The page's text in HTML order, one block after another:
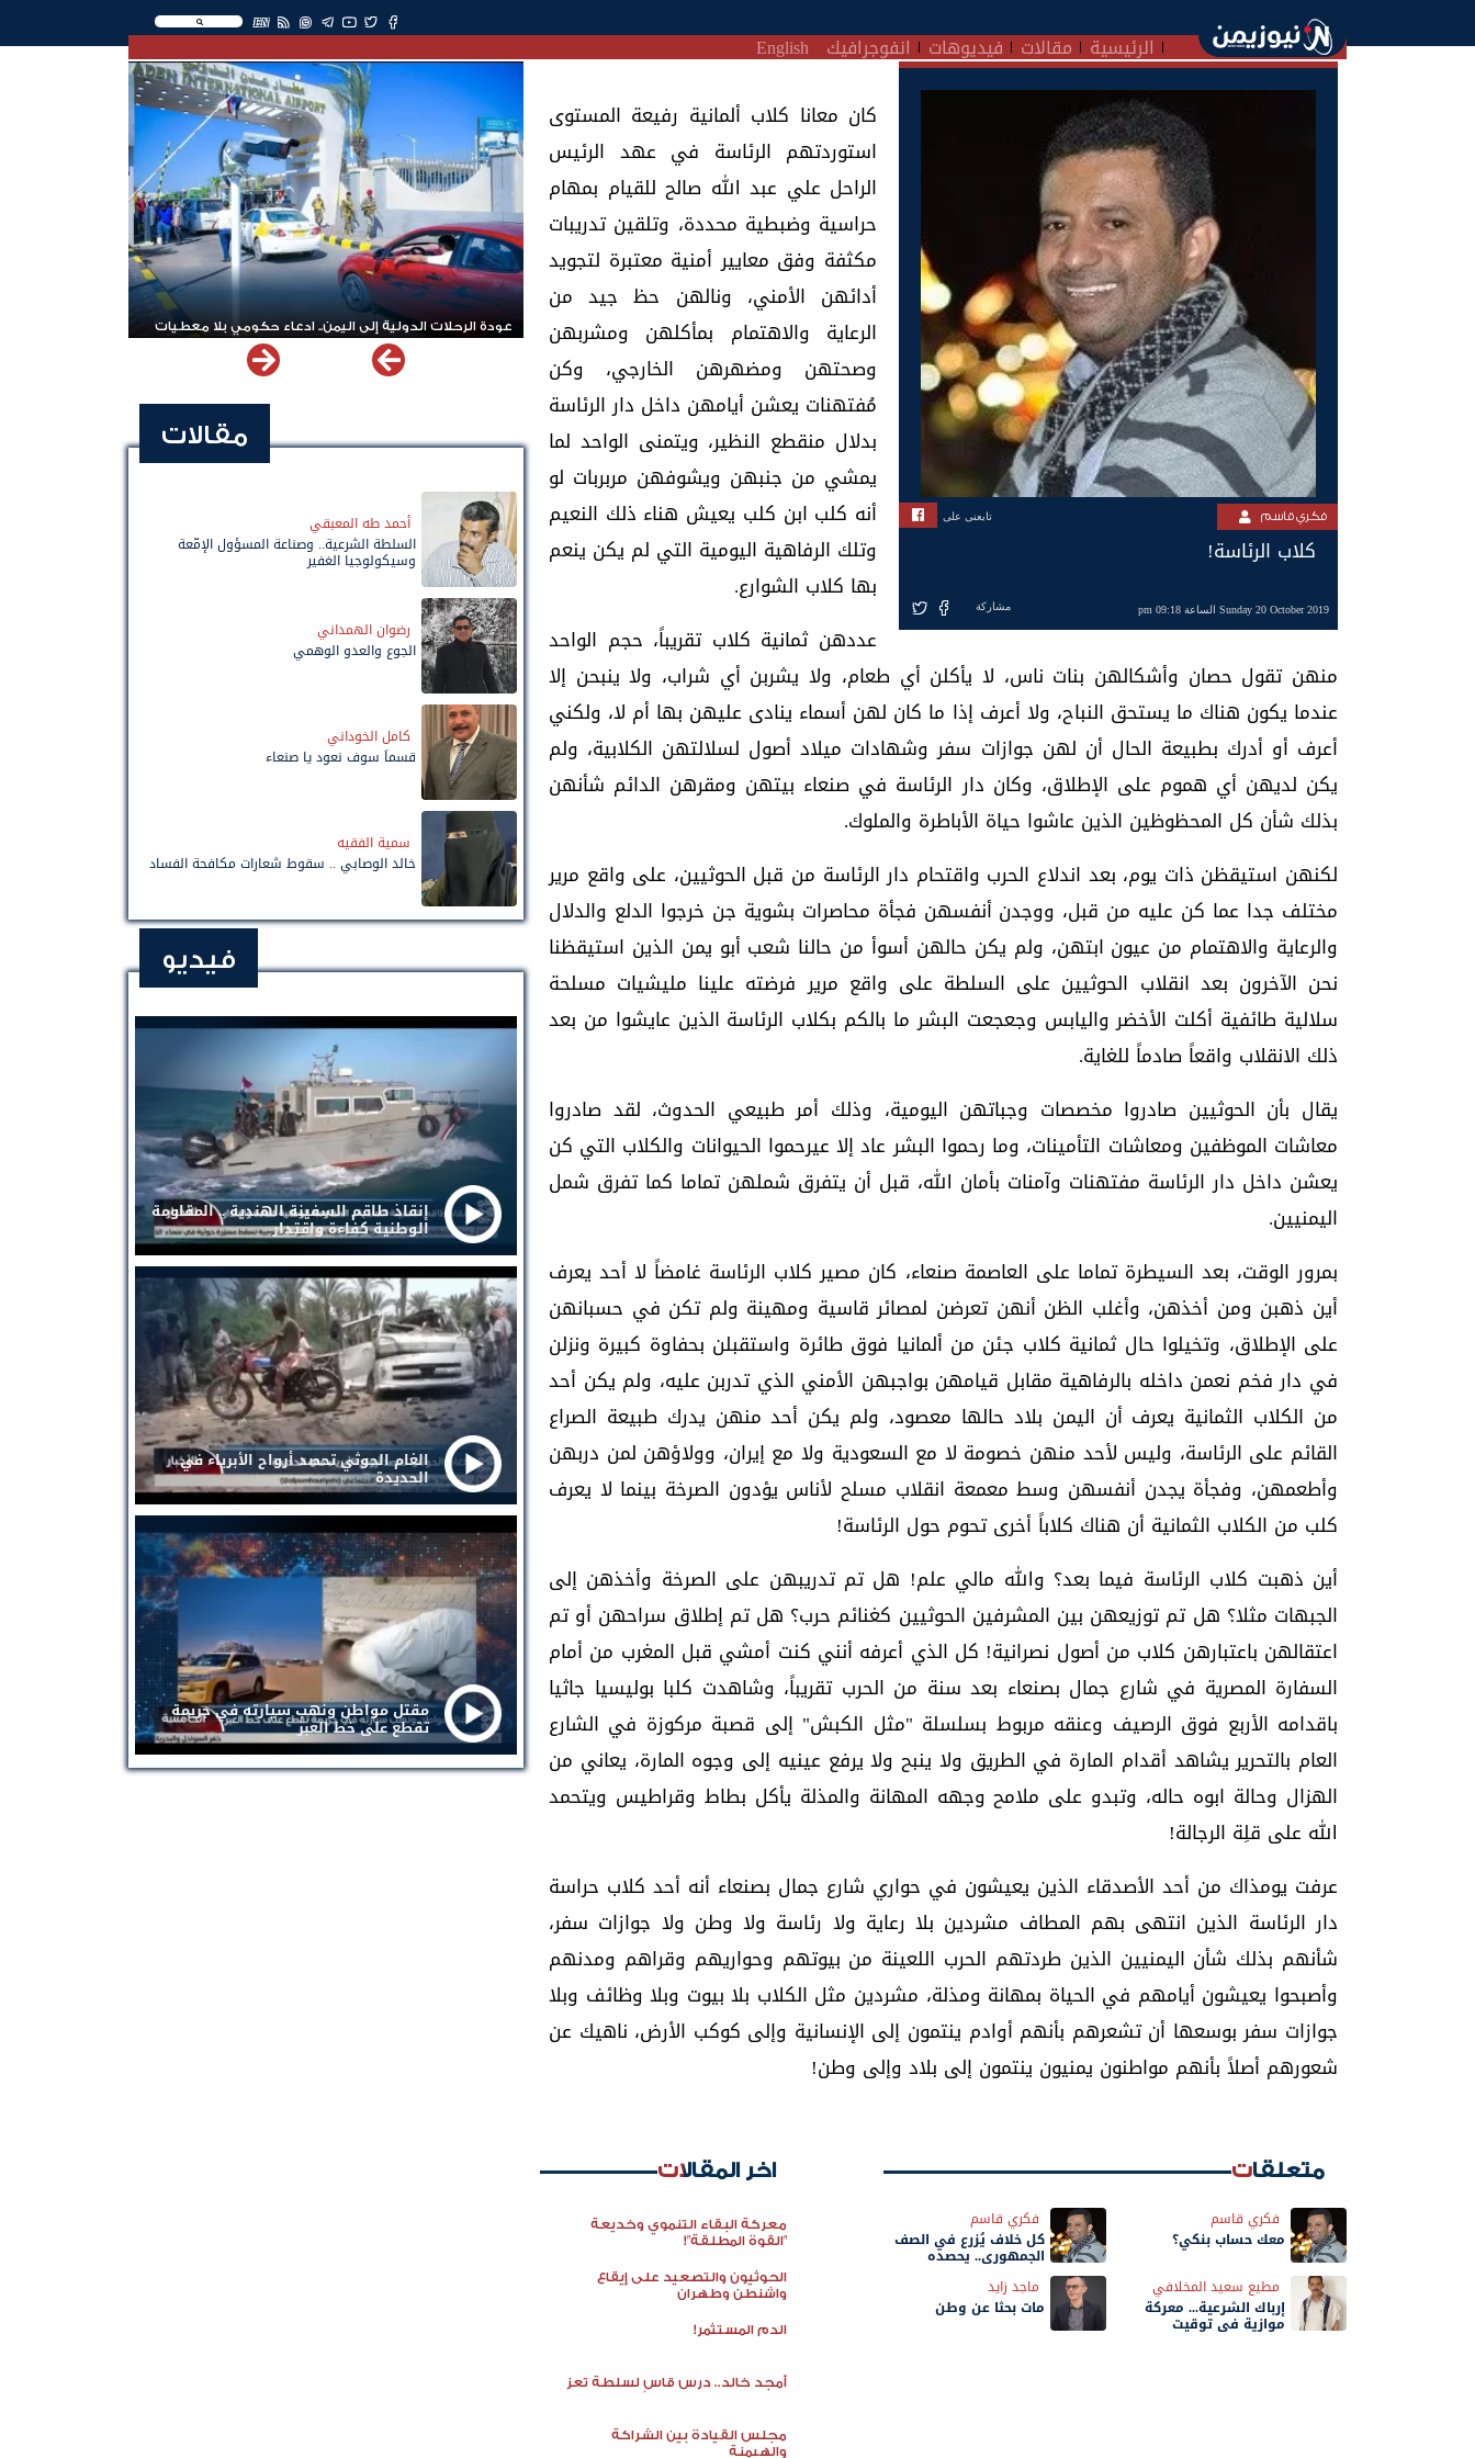
EN
الرئيسية مقالات فيديوهات انفوجرافيك English
فكري قاسم تابعنى على
كلاب الرئاسة!
Sunday 20 October 2019 الساعة 09:18 pm مشاركة
كان معانا كلاب ألمانية رفيعة المستوى
استوردتهم الرئاسة في عهد الرئيس
الراحل علي عبد الله صالح للقيام بمهام
حراسية وضبطية محددة، وتلقين تدريبات
مكثفة وفق معايير أمنية معتبرة لتجويد
أدائهن الأمني، ونالهن حظ جيد من
الرعاية والاهتمام بمأكلهن ومشربهن
وصحتهن ومضهرهن الخارجي، وكن
مُفتهنات يعشن أيامهن داخل دار الرئاسة
بدلال منقطع النظير، ويتمنى الواحد لما
يمشي من جنبهن ويشوفهن مربربات لو
أنه كلب ابن كلب يعيش هناء ذلك النعيم
وتلك الرفاهية اليومية التي لم يكن ينعم
بها كلاب الشوارع.
عددهن ثمانية كلاب تقريباً، حجم الواحد
منهن تقول حصان وأشكالهن بنات ناس، لا يأكلن أي طعام، ولا يشربن أي شراب، ولا ينبحن إلا
عندما يكون هناك ما يستحق النباح، ولا أعرف إذا ما كان لهن أسماء ينادى عليهن بها أم لا، ولكني
أعرف أو أدرك بطبيعة الحال أن لهن جوازات سفر وشهادات ميلاد أصول لسلالتهن الكلابية، ولم
يكن لديهن أي هموم على الإطلاق، وكان دار الرئاسة في صنعاء بيتهن ومقرهن الدائم شأنهن
بذلك شأن كل المحظوظين الذين عاشوا حياة الأباطرة والملوك.
لكنهن استيقظن ذات يوم، بعد اندلاع الحرب واقتحام دار الرئاسة من قبل الحوثيين، على واقع مرير
مختلف جدا عما كن عليه من قبل، ووجدن أنفسهن فجأة محاصرات بشوية جن خرجوا الدلع والدلال
والرعاية والاهتمام من عيون ابتهن، ولم يكن حالهن أسوأ من حالنا شعب أبو يمن الذين استيقظنا
نحن الآخرون بعد انقلاب الحوثيين على السلطة على واقع مرير فرضته علينا مليشيات مسلحة
سلالية طائفية أكلت الأخضر واليابس وجعجعت البشر ما بالكم بكلاب الرئاسة الذين عايشوا من بعد
ذلك الانقلاب واقعاً صادماً للغاية.
يقال بأن الحوثيين صادروا مخصصات وجباتهن اليومية، وذلك أمر طبيعي الحدوث، لقد صادروا
معاشات الموظفين ومعاشات التأمينات، وما رحموا البشر عاد إلا عيرحموا الحيوانات والكلاب التي كن
يعشن داخل دار الرئاسة مفتهنات وآمنات بأمان الله، قبل أن يتفرق شملهن تماما كما تفرق شمل
اليمنيين.
بمرور الوقت، بعد السيطرة تماما على العاصمة صنعاء، كان مصير كلاب الرئاسة غامضاً لا أحد يعرف
أين ذهبن ومن أخذهن، وأغلب الظن أنهن تعرضن لمصائر قاسية ومهينة ولم تكن في حسبانهن
على الإطلاق، وتخيلوا حال ثمانية كلاب جئن من ألمانيا فوق طائرة واستقبلن بحفاوة كبيرة ونزلن
في دار فخم نعمن داخله بالرفاهية مقابل قيامهن بواجبهن الأمني الذي تدربن عليه، ولم يكن أحد
من الكلاب الثمانية يعرف أن اليمن بلاد حالها معصود، ولم يكن أحد منهن يدرك طبيعة الصراع
القائم على الرئاسة، وليس لأحد منهن خصومة لا مع السعودية ولا مع إيران، وولاؤهن لمن دربهن
وأطعمهن، وفجأة يجدن أنفسهن وسط معمعة انقلاب مسلح لأناس يؤدون الصرخة بينما لا يعرف
كلب من الكلاب الثمانية أن هناك كلاباً أخرى تحوم حول الرئاسة!
أين ذهبت كلاب الرئاسة فيما بعد؟ والله مالي علم! هل تم تدريبهن على الصرخة وأخذهن إلى
الجبهات مثلا؟ هل تم توزيعهن بين المشرفين الحوثيين كغنائم حرب؟ هل تم إطلاق سراحهن أو تم
اعتقالهن باعتبارهن كلاب من أصول نصرانية! كل الذي أعرفه أنني كنت أمشي قبل المغرب من أمام
السفارة المصرية في شارع جمال بصنعاء بعد سنة من الحرب تقريباً، وشاهدت كلبا بوليسيا جاثيا
باقدامه الأربع فوق الرصيف وعنقه مربوط بسلسلة "مثل الكبش" إلى قصبة مركوزة في الشارع
العام بالتحرير يشاهد أقدام المارة في الطريق ولا ينبح ولا يرفع عينيه إلى وجوه المارة، يعاني من
الهزال وحالة ابوه حاله، وتبدو على ملامح وجهه المهانة والمذلة يأكل بطاط وقراطيس ويتحمد
الله على قلِة الرجالة!
عرفت يومذاك من أحد الأصدقاء الذين يعيشون في حواري شارع جمال بصنعاء أنه أحد كلاب حراسة
دار الرئاسة الذين انتهى بهم المطاف مشردين بلا رعاية ولا رئاسة ولا وطن ولا جوازات سفر،
شأنهم بذلك شأن اليمنيين الذين طردتهم الحرب اللعينة من بيوتهم وحواريهم وقراهم ومدنهم
وأصبحوا يعيشون أيامهم في الحياة بمهانة ومذلة، مشردين مثل الكلاب بلا بيوت وبلا وظائف وبلا
جوازات سفر بوسعها أن تشعرهم بأنهم أوادم ينتمون إلى الإنسانية وإلى كوكب الأرض، ناهيك عن
شعورهم أصلاً بأنهم مواطنون يمنيون ينتمون إلى بلاد وإلى وطن!
متعلقات
فكري قاسم
معك حساب بنكي؟
فكري قاسم
كل خلاف يُزرع في الصف
الجمهوري.. يحصده
مطيع سعيد المخلافي
إرباك الشرعية... معركة
موازية في توقيت
ماجد زايد
مات بحثًا عن وطن
اخر المقالات
معركة البقاء التنموي وخديعة
"القوة المطلقة"!
الحوثيون والتصعيد على إيقاع
واشنطن وطهران
الدم المستثمر!
أمجد خالد.. درس قاسٍ لسلطة تعز
مجلس القيادة بين الشراكة
والهيمنة
عودة الرحلات الدولية إلى اليمن.. ادعاء حكومي بلا معطيات
مقالات
أحمد طه المعبقي
السلطة الشرعية.. وصناعة المسؤول الإمّعة
وسيكولوجيا الغفير
رضوان الهمداني
الجوع والعدو الوهمي
كامل الخوداني
قسماً سوف نعود يا صنعاء
سمية الفقيه
خالد الوصابي .. سقوط شعارات مكافحة الفساد
فيديو
إنقاذ طاقم السفينة الهندية .. المقاومة
الوطنية كفاءة واقتدار
الغام الحوثي تحصد أرواح الأبرياء في
الحديدة
مقتل مواطن ونهب سيارته في جريمة
تقطع على خط العبر